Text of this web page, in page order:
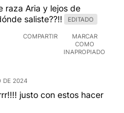
raza Aria y lejos de
saliste??!!
EDITADO
COMPARTIR
MARCAR
COMO
INAPROPIADO
DE 2024
justo con estos hacer